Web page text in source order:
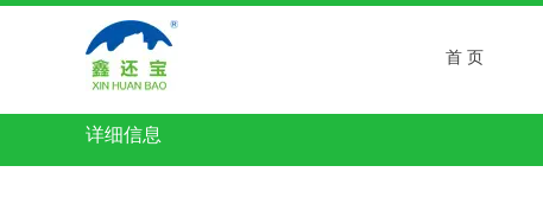
首 页
详细信息